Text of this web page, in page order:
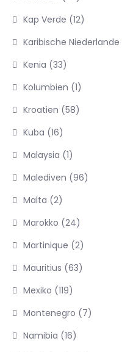
Kap Verde (12)
Karibische Niederlande
Kenia (33)
Kolumbien (1)
Kroatien (58)
Kuba (16)
Malaysia (1)
Malediven (96)
Malta (2)
Marokko (24)
Martinique (2)
Mauritius (63)
Mexiko (119)
Montenegro (7)
Namibia (16)